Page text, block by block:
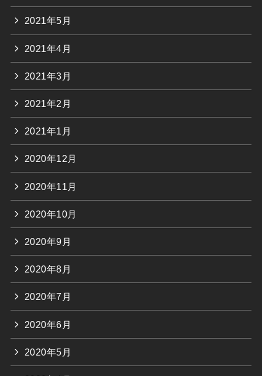
2021年5月
2021年4月
2021年3月
2021年2月
2021年1月
2020年12月
2020年11月
2020年10月
2020年9月
2020年8月
2020年7月
2020年6月
2020年5月